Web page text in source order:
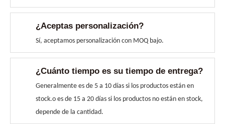
¿Aceptas personalización?
Sí, aceptamos personalización con MOQ bajo.
¿Cuánto tiempo es su tiempo de entrega?
Generalmente es de 5 a 10 días si los productos están en
stock.o es de 15 a 20 días si los productos no están en stock,
depende de la cantidad.